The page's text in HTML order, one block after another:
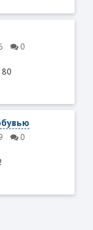
0
80
0